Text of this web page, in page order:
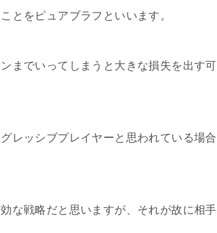
とをピュアブラフといいます。
までいってしまうと大きな損失を出す可
レッシブプレイヤーと思われている場合
な戦略だと思いますが、それが故に相手